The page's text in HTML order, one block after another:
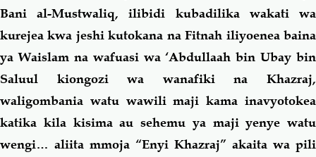
Bani al-Mustwaliq, ilibidi kubadilika wakati wa
kurejea kwa jeshi kutokana na Fitnah iliyoenea baina
ya Waislam na wafuasi wa ‘Abdullaah bin Ubay bin
Saluul kiongozi wa wanafiki na Khazraj,
waligombania watu wawili maji kama inavyotokea
katika kila kisima au sehemu ya maji yenye watu
wengi… aliita mmoja “Enyi Khazraj” akaita wa pili